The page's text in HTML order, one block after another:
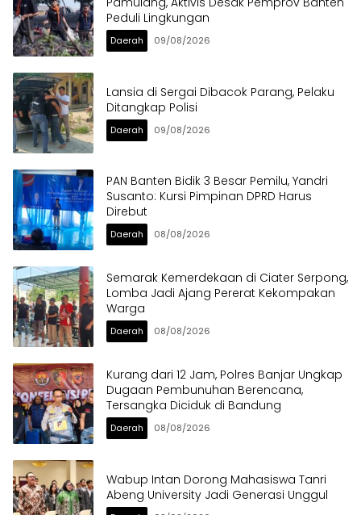
Peduli Lingkungan
Daerah 09/08/2026
Lansia di Sergai Dibacok Parang, Pelaku
Ditangkap Polisi
Daerah 09/08/2026
PAN Banten Bidik 3 Besar Pemilu, Yandri
Susanto: Kursi Pimpinan DPRD Harus
Direbut
Daerah 08/08/2026
Semarak Kemerdekaan di Ciater Serpong,
Lomba Jadi Ajang Pererat Kekompakan
Warga
Daerah 08/08/2026
Kurang dari 12 Jam, Polres Banjar Ungkap
Dugaan Pembunuhan Berencana,
Tersangka Diciduk di Bandung
Daerah 08/08/2026
Wabup Intan Dorong Mahasiswa Tanri
Abeng University Jadi Generasi Unggul